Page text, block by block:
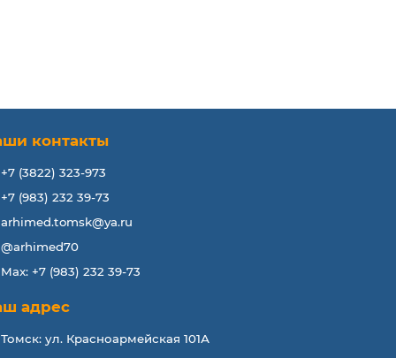
контакты
+7 (3822) 323-973
+7 (983) 232 39-73
arhimed.tomsk@ya.ru
@arhimed70
Max: +7 (983) 232 39-73
адрес
Томск: ул. Красноармейская 101А